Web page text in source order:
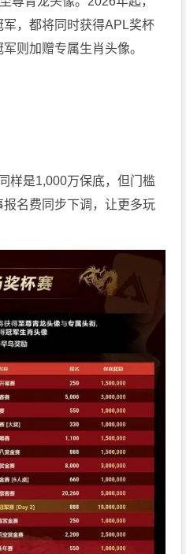
，都将同时获得APL奖杯
则加赠专属生肖头像。
样是1,000万保底，但门槛
名费同步下调，让更多玩